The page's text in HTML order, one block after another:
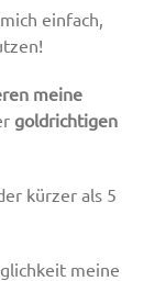
einfach,
meine
goldrichtigen
kürzer als 5
meine